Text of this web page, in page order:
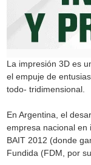
La impresión 3D es
el empuje de
todo- tridimensional.
En Argentina, el
empresa nacional en
BAIT 2012 (donde
Fundida (FDM, por